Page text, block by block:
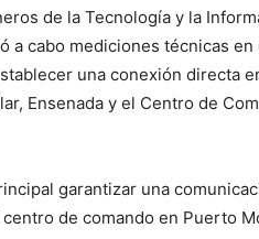
de la Tecnología y la
a cabo mediciones técnicas
una conexión directa
Ensenada y el Centro de
garantizar una
de comando en Puerto